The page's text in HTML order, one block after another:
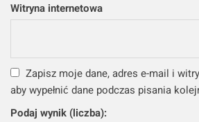
Witryna internetowa
Zapisz moje dane, adres e-mail i
aby wypełnić dane podczas pisania
Podaj wynik (liczba):